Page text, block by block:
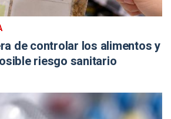
de controlar los alimentos y
riesgo sanitario